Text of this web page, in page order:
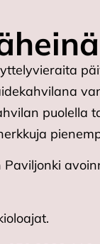
puolella